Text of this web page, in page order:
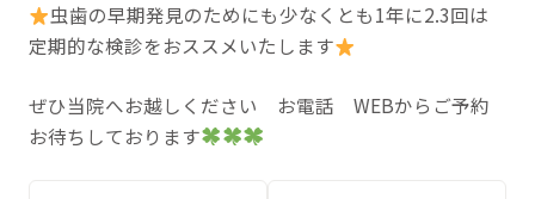
虫歯の早期発見のためにも少なくとも1年に2.3回は
定期的な検診をおススメいたします
ぜひ当院へお越しください お電話 WEBからご予約
お待ちしております